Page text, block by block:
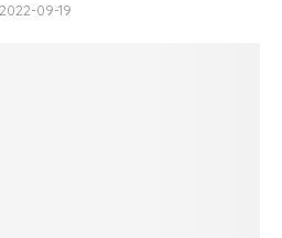
2022-09-19